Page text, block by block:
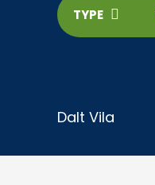
TYPE
Dalt Vila